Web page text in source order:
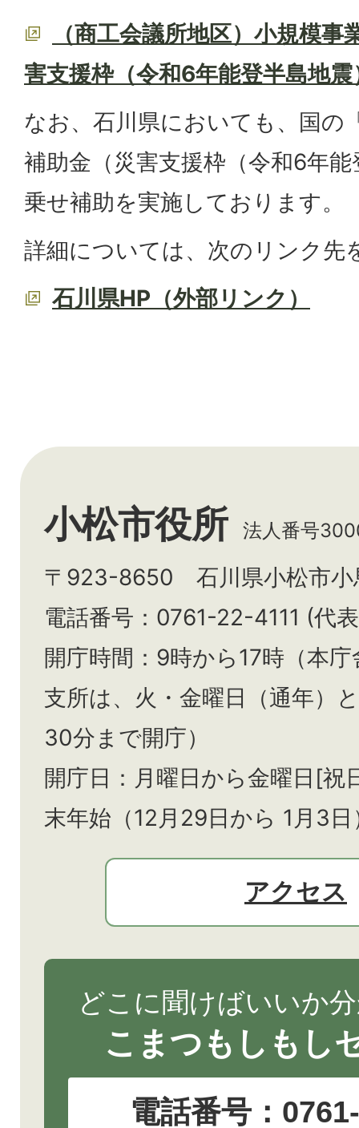
（商工会議所地区）小規模
害支援枠（令和6年能登半島地震
なお、石川県においても、国の
補助金（災害支援枠（令和6年
乗せ補助を実施しております。
詳細については、次のリンク先
石川県HP（外部リンク）
小松市役所 法人番号
〒923-8650 石川県小松市小
電話番号：0761-22-4111 (代
開庁時間：9時から17時（本
支所は、火・金曜日（通年）と
30分まで開庁）
開庁日：月曜日から金曜日[祝
末年始（12月29日から 1月3
アクセス
どこに聞けばいいか
こまつもしもし
電話番号：